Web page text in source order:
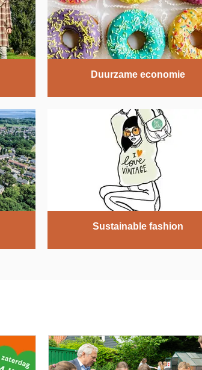
Duurzame economie
Sustainable fashion